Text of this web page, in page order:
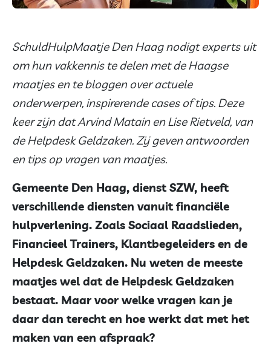
SchuldHulpMaatje Den Haag nodigt experts uit
om hun vakkennis te delen met de Haagse
maatjes en te bloggen over actuele
onderwerpen, inspirerende cases of tips. Deze
keer zijn datArvind Matain en Lise Rietveld, van
de Helpdesk Geldzaken. Zij geven antwoorden
en tips op vragen van maatjes.
Gemeente Den Haag, dienst SZW, heeft
verschillende diensten vanuit financiële
hulpverlening. Zoals Sociaal Raadslieden,
Financieel Trainers, Klantbegeleiders en de
Helpdesk Geldzaken. Nu weten de meeste
maatjes wel dat de Helpdesk Geldzaken
bestaat. Maar voor welke vragen kan je
daar dan terecht en hoe werkt dat met het
maken van een afspraak?